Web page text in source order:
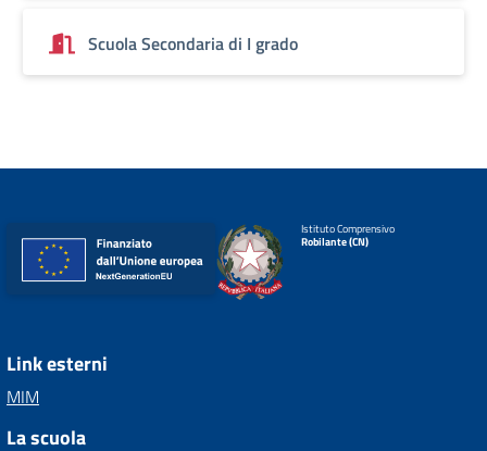
Scuola Secondaria di I grado
Istituto Comprensivo
Robilante (CN)
Link esterni
MIM
La scuola